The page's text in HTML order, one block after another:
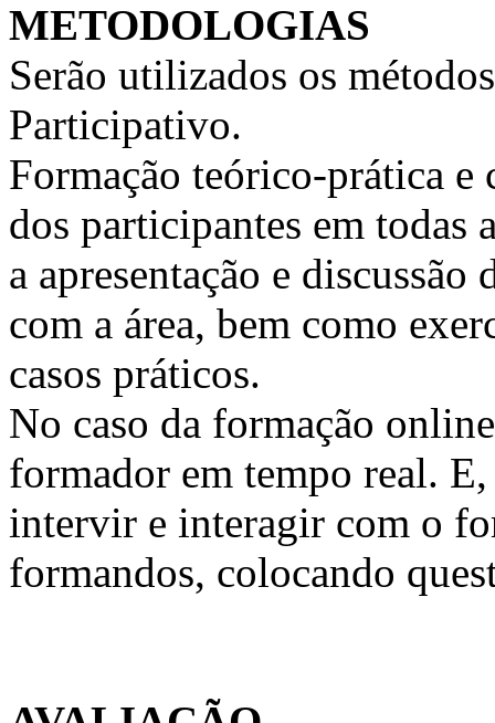
METODOLOGIAS
Serão utilizados os
Participativo.
Formação teórico-prática e
dos participantes em todas
a apresentação e
com a área, bem como
casos práticos.
No caso da formação
formador em tempo real.
intervir e interagir com o
formandos, colocando